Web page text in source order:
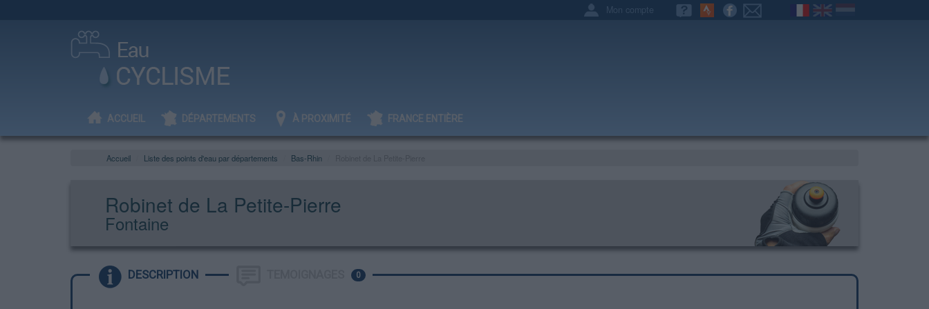
Mon compte
ACCUEIL DÉPARTEMENTS À PROXIMITÉ FRANCE ENTIÈRE
Accueil Liste des points d'eau par départements Bas-Rhin
Robinet de La Petite-Pierre
Fontaine
DESCRIPTION 0